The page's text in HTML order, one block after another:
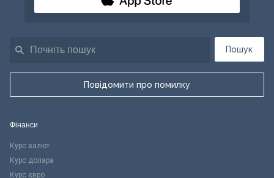
Пошук
Повідомити про помилку
Фінанси
Курс валют
Курс долара
Курс євро